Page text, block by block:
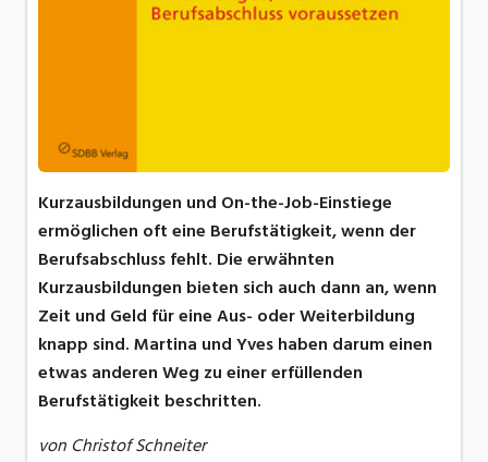
Kurzausbildungen und On-the-Job-Einstiege
ermöglichen oft eine Berufstätigkeit, wenn der
Berufsabschluss fehlt. Die erwähnten
Kurzausbildungen bieten sich auch dann an, wenn
Zeit und Geld für eine Aus- oder Weiterbildung
knapp sind. Martina und Yves haben darum einen
etwas anderen Weg zu einer erfüllenden
Berufstätigkeit beschritten.
von Christof Schneiter